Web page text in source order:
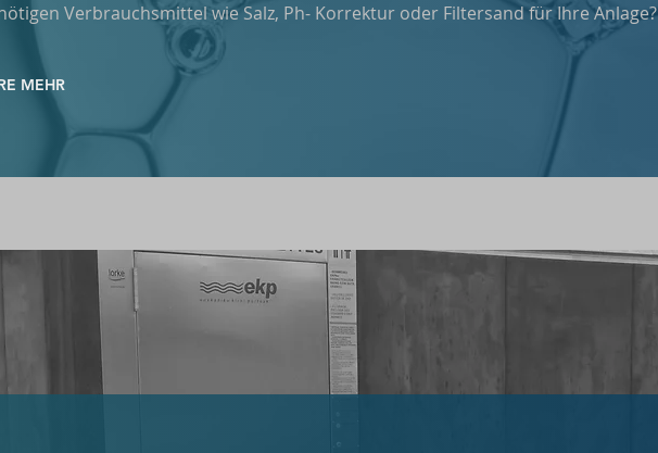
Verbrauchsmittel wie Salz, Ph- Korrektur oder Filtersand für Ihre Anlage?
MEHR